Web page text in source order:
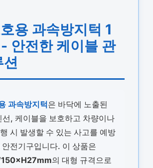
용 과속방지턱 1
안전한 케이블 관
과속방지턱은 바닥에 노출된
선, 케이블을 보호하고 차량이나
시 발생할 수 있는 사고를 예방
전기구입니다. 이 상품은
의 대형 규격으로